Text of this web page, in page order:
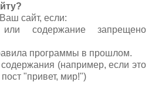
сайт, если:
содержание запрещено
программы в прошлом.
(например, если это
"привет, мир!")